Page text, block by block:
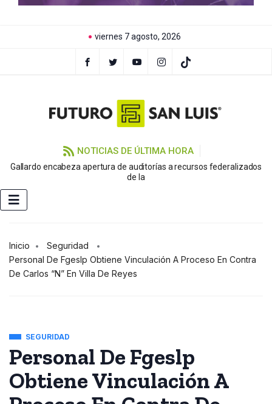
viernes 7 agosto, 2026
NOTICIAS DE ÚLTIMA HORA
Gallardo encabeza apertura de auditorías a recursos federalizados
de la
Inicio
Seguridad
Personal De Fgeslp Obtiene Vinculación A Proceso En Contra
De Carlos “N” En Villa De Reyes
SEGURIDAD
Personal De Fgeslp
Obtiene Vinculación A